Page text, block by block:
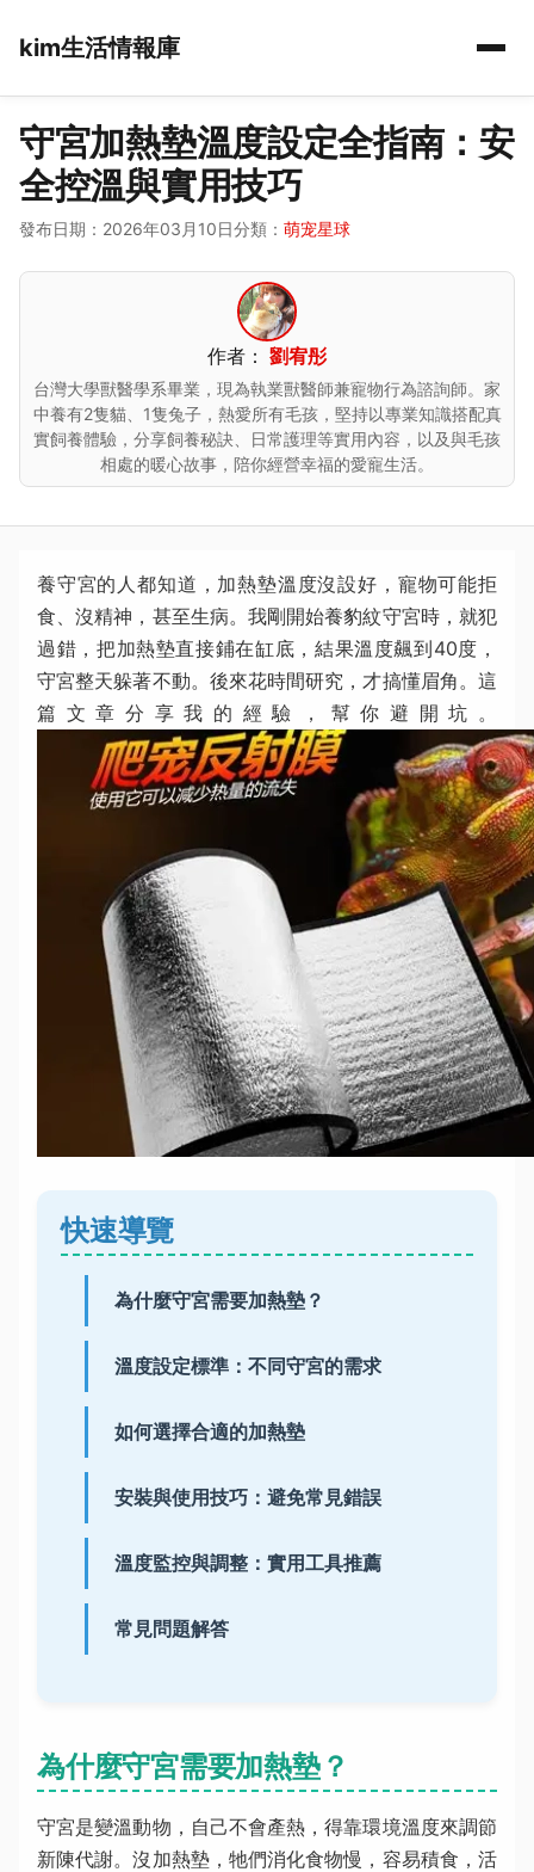
kim生活情報庫
守宮加熱墊溫度設定全指南：安
全控溫與實用技巧
發布日期：2026年03月10日分類： 萌宠星球
作者： 劉宥彤
台灣大學獸醫學系畢業，現為執業獸醫師兼寵物行為諮詢師。家
中養有2隻貓、1隻兔子，熱愛所有毛孩，堅持以專業知識搭配真
實飼養體驗，分享飼養秘訣、日常護理等實用內容，以及與毛孩
相處的暖心故事，陪你經營幸福的愛寵生活。
養守宮的人都知道，加熱墊溫度沒設好，寵物可能拒
食、沒精神，甚至生病。我剛開始養豹紋守宮時，就犯
過錯，把加熱墊直接鋪在缸底，結果溫度飆到40度，
守宮整天躲著不動。後來花時間研究，才搞懂眉角。這
篇文章分享我的經驗，幫你避開坑。
快速導覽
為什麼守宮需要加熱墊？
溫度設定標準：不同守宮的需求
如何選擇合適的加熱墊
安裝與使用技巧：避免常見錯誤
溫度監控與調整：實用工具推薦
常見問題解答
為什麼守宮需要加熱墊？
守宮是變溫動物，自己不會產熱，得靠環境溫度來調節
新陳代謝。沒加熱墊，牠們消化食物慢，容易積食，活